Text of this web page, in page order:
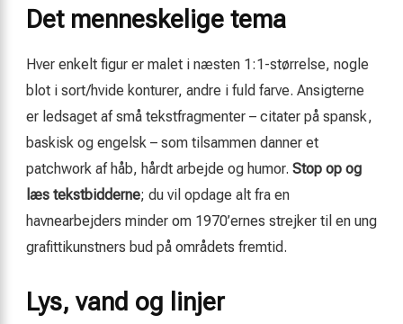
Det menneskelige tema
Hver enkelt figur er malet i næsten 1:1-størrelse, nogle
blot i sort/hvide konturer, andre i fuld farve. Ansigterne
er ledsaget af små tekstfragmenter – citater på spansk,
baskisk og engelsk – som tilsammen danner et
patchwork af håb, hårdt arbejde og humor. Stop op og
læs tekstbidderne; du vil opdage alt fra en
havnearbejders minder om 1970’ernes strejker til en ung
grafittikunstners bud på områdets fremtid.
Lys, vand og linjer